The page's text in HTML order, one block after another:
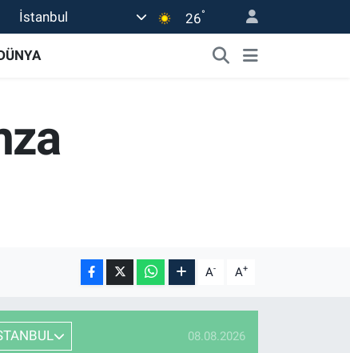
İstanbul 26°
A- A+
08.08.2026